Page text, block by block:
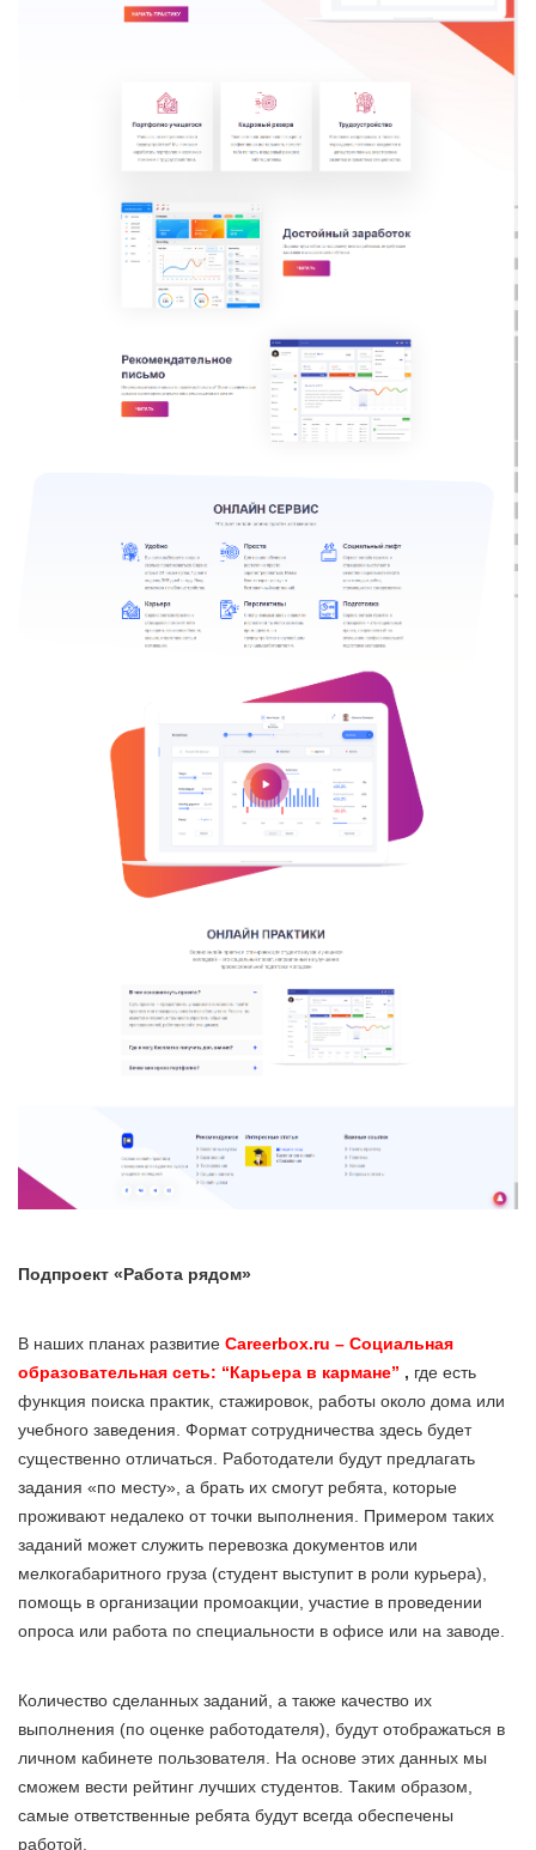
Подпроект «Работа рядом»
В наших планах развитие Careerbox.ru – Социальная
образовательная сеть: “Карьера в кармане” , где есть
функция поиска практик, стажировок, работы около дома или
учебного заведения. Формат сотрудничества здесь будет
существенно отличаться. Работодатели будут предлагать
задания «по месту», а брать их смогут ребята, которые
проживают недалеко от точки выполнения. Примером таких
заданий может служить перевозка документов или
мелкогабаритного груза (студент выступит в роли курьера),
помощь в организации промоакции, участие в проведении
опроса или работа по специальности в офисе или на заводе.
Количество сделанных заданий, а также качество их
выполнения (по оценке работодателя), будут отображаться в
личном кабинете пользователя. На основе этих данных мы
сможем вести рейтинг лучших студентов. Таким образом,
самые ответственные ребята будут всегда обеспечены
работой.